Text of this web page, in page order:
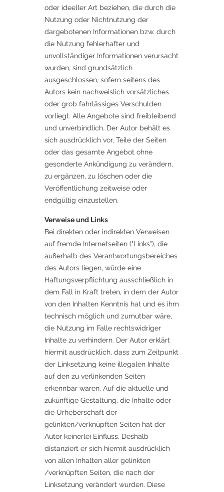
oder ideeller Art beziehen, die durch die
Nutzung oder Nichtnutzung der
dargebotenen Informationen bzw. durch
die Nutzung fehlerhafter und
unvollständiger Informationen verursacht
wurden, sind grundsätzlich
ausgeschlossen, sofern seitens des
Autors kein nachweislich vorsätzliches
oder grob fahrlässiges Verschulden
vorliegt. Alle Angebote sind freibleibend
und unverbindlich. Der Autor behält es
sich ausdrücklich vor, Teile der Seiten
oder das gesamte Angebot ohne
gesonderte Ankündigung zu verändern,
zu ergänzen, zu löschen oder die
Veröffentlichung zeitweise oder
endgültig einzustellen.
Verweise und Links
Bei direkten oder indirekten Verweisen
auf fremde Internetseiten ("Links"), die
außerhalb des Verantwortungsbereiches
des Autors liegen, würde eine
Haftungsverpflichtung ausschließlich in
dem Fall in Kraft treten, in dem der Autor
von den Inhalten Kenntnis hat und es ihm
technisch möglich und zumutbar wäre,
die Nutzung im Falle rechtswidriger
Inhalte zu verhindern. Der Autor erklärt
hiermit ausdrücklich, dass zum Zeitpunkt
der Linksetzung keine illegalen Inhalte
auf den zu verlinkenden Seiten
erkennbar waren. Auf die aktuelle und
zukünftige Gestaltung, die Inhalte oder
die Urheberschaft der
gelinkten/verknüpften Seiten hat der
Autor keinerlei Einfluss. Deshalb
distanziert er sich hiermit ausdrücklich
von allen Inhalten aller gelinkten
/verknüpften Seiten, die nach der
Linksetzung verändert wurden. Diese